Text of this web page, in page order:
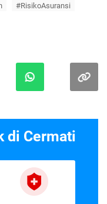
#RisikoAsuransi
di Cermati